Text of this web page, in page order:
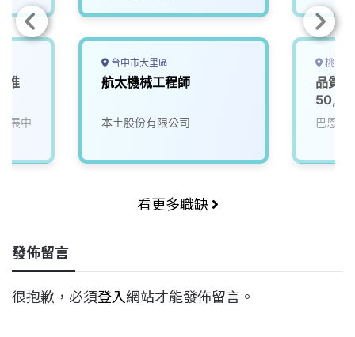
推
展中
台中市大里區
航太機械工程師
本土股份有限公司
桃園
品質
巴恩斯
看更多職缺
發佈留言
很抱歉，必須登入網站才能發佈留言。